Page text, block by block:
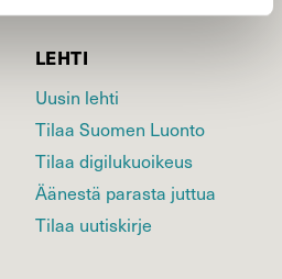
LEHTI
Uusin lehti
Tilaa Suomen Luonto
Tilaa digilukuoikeus
Äänestä parasta juttua
Tilaa uutiskirje